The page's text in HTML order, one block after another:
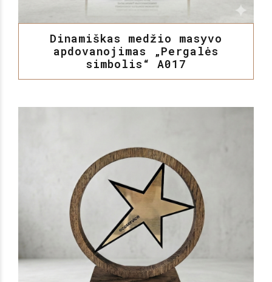
Dinamiškas medžio masyvo
apdovanojimas „Pergalės
simbolis“ A017